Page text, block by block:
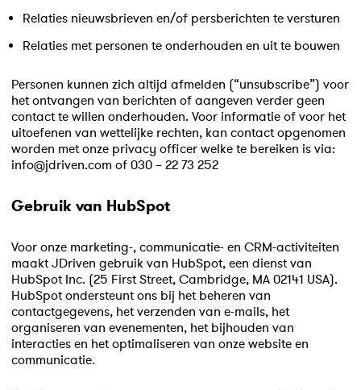
Relaties nieuwsbrieven en/of persberichten te versturen
Relaties met personen te onderhouden en uit te bouwen
Personen kunnen zich altijd afmelden (“unsubscribe”) voor
het ontvangen van berichten of aangeven verder geen
contact te willen onderhouden. Voor informatie of voor het
uitoefenen van wettelijke rechten, kan contact opgenomen
worden met onze privacy officer welke te bereiken is via:
info@jdriven.com of 030 – 22 73 252
Gebruik van HubSpot
Voor onze marketing-, communicatie- en CRM-activiteiten
maakt JDriven gebruik van HubSpot, een dienst van
HubSpot Inc. (25 First Street, Cambridge, MA 02141 USA).
HubSpot ondersteunt ons bij het beheren van
contactgegevens, het verzenden van e-mails, het
organiseren van evenementen, het bijhouden van
interacties en het optimaliseren van onze website en
communicatie.